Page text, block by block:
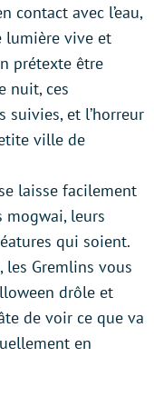
contact avec l’eau,
lumière vive et
prétexte être
nuit, ces
suivies, et l’horreur
ville de
laisse facilement
leurs
qui soient.
les Gremlins vous
drôle et
de voir ce que va
en